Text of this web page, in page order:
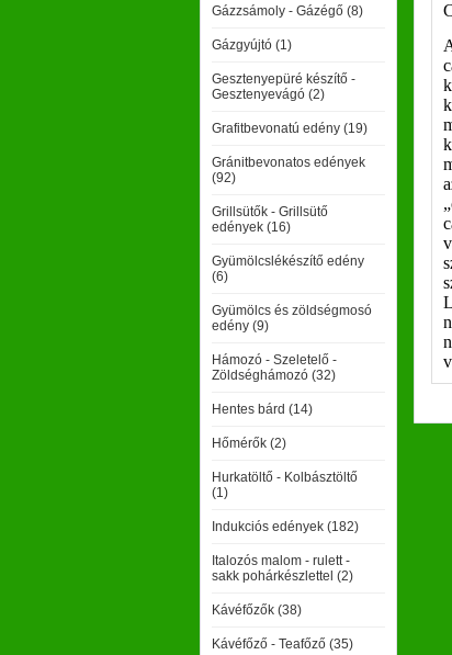
Gázzsámoly - Gázégő (8)
Gázgyújtó (1)
Gesztenyepüré készítő -
Gesztenyevágó (2)
Grafitbevonatú edény (19)
Gránitbevonatos edények
(92)
Grillsütők - Grillsütő
edények (16)
Gyümölcslékészítő edény
(6)
Gyümölcs és zöldségmosó
edény (9)
Hámozó - Szeletelő -
Zöldséghámozó (32)
Hentes bárd (14)
Hőmérők (2)
Hurkatöltő - Kolbásztöltő
(1)
Indukciós edények (182)
Italozós malom - rulett -
sakk pohárkészlettel (2)
Kávéfőzők (38)
Kávéfőző - Teafőző (35)